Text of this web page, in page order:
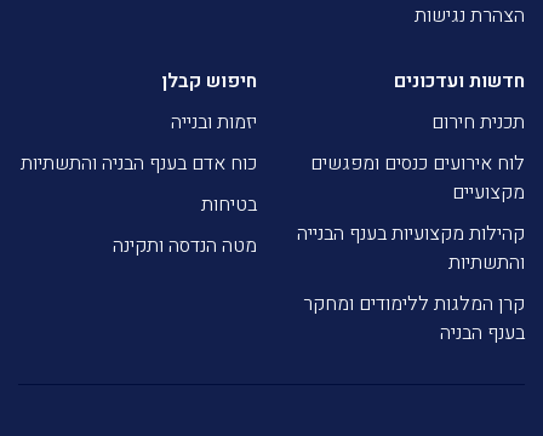
הצהרת נגישות
חדשות ועדכונים
תכנית חירום
לוח אירועים כנסים ומפגשים
מקצועיים
קהילות מקצועיות בענף הבנייה
והתשתיות
קרן המלגות ללימודים ומחקר
בענף הבניה
חיפוש קבלן
יזמות ובנייה
כוח אדם בענף הבניה והתשתיות
בטיחות
מטה הנדסה ותקינה